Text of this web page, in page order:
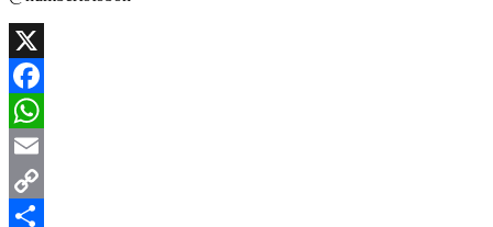
X
Facebook
WhatsApp
Email
Copy